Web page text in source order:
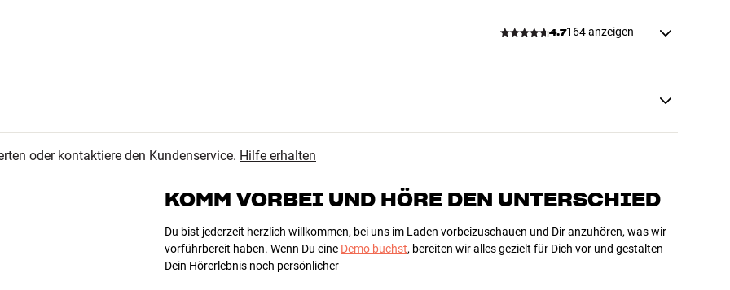
4.7164 anzeigen
4.7
oder kontaktiere den Kundenservice. Hilfe erhalten
KOMM VORBEI UND HÖRE DEN UNTERSCHIED
Du bist jederzeit herzlich willkommen, bei uns im Laden vorbeizuschauen und Dir anzuhören, was wir
vorführbereit haben. Wenn Du eine Demo buchst, bereiten wir alles gezielt für Dich vor und gestalten
Dein Hörerlebnis noch persönlicher